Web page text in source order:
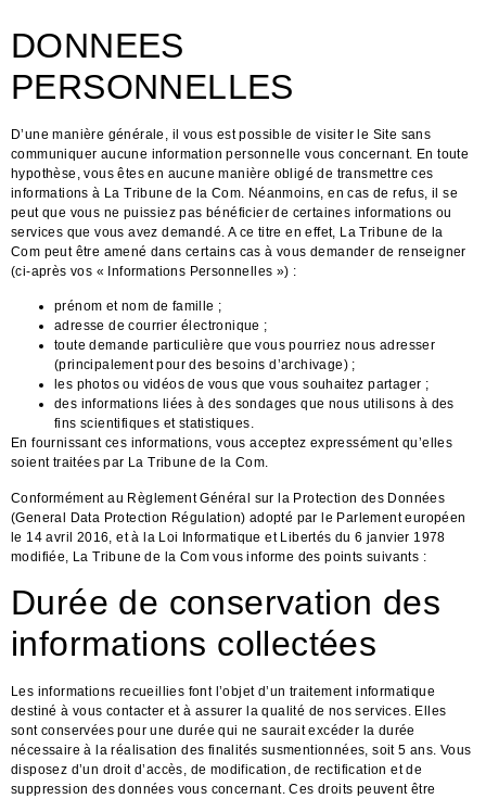
DONNEES
PERSONNELLES
D’une manière générale, il vous est possible de visiter le Site sans
communiquer aucune information personnelle vous concernant. En toute
hypothèse, vous êtes en aucune manière obligé de transmettre ces
informations à La Tribune de la Com. Néanmoins, en cas de refus, il se
peut que vous ne puissiez pas bénéficier de certaines informations ou
services que vous avez demandé. A ce titre en effet, La Tribune de la
Com peut être amené dans certains cas à vous demander de renseigner
(ci-après vos « Informations Personnelles ») :
prénom et nom de famille ;
adresse de courrier électronique ;
toute demande particulière que vous pourriez nous adresser
(principalement pour des besoins d’archivage) ;
les photos ou vidéos de vous que vous souhaitez partager ;
des informations liées à des sondages que nous utilisons à des
fins scientifiques et statistiques.
En fournissant ces informations, vous acceptez expressément qu’elles
soient traitées par La Tribune de la Com.
Conformément au Règlement Général sur la Protection des Données
(General Data Protection Régulation) adopté par le Parlement européen
le 14 avril 2016, et à la Loi Informatique et Libertés du 6 janvier 1978
modifiée, La Tribune de la Com vous informe des points suivants :
Durée de conservation des
informations collectées
Les informations recueillies font l’objet d’un traitement informatique
destiné à vous contacter et à assurer la qualité de nos services. Elles
sont conservées pour une durée qui ne saurait excéder la durée
nécessaire à la réalisation des finalités susmentionnées, soit 5 ans. Vous
disposez d’un droit d’accès, de modification, de rectification et de
suppression des données vous concernant. Ces droits peuvent être